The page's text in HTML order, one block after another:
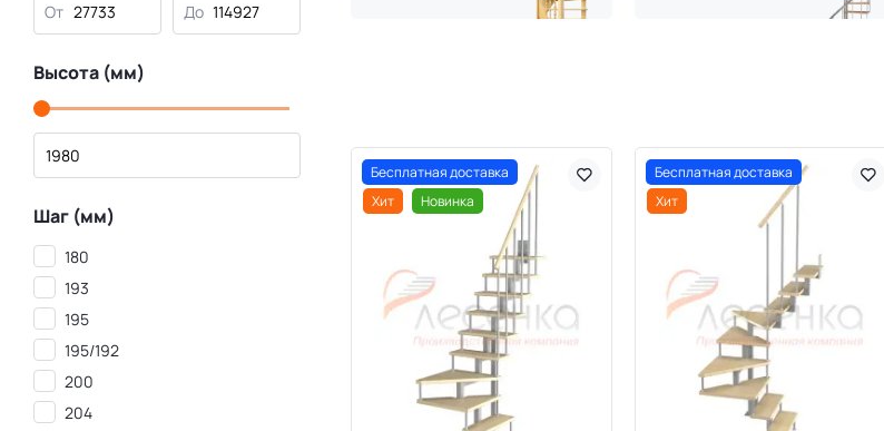
От До
Высота (мм)
Шаг (мм)
180
193
195
195/192
200
204
Бесплатная доставка
Хит
Новинка
Бесплатная доставка
Хит